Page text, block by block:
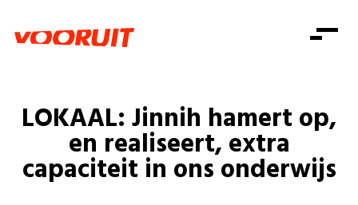
Zorg
Gelijke kansen
Onze mensen
Standpunten
Doe mee
Doe mee
Word lid
Shop
LOKAAL: Jinnih hamert op,
en realiseert, extra
capaciteit in ons onderwijs